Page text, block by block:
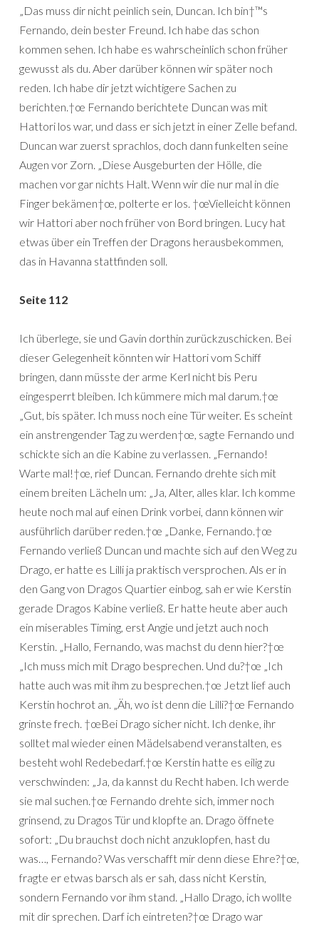
„Das muss dir nicht peinlich sein, Duncan. Ich bin†™s
Fernando, dein bester Freund. Ich habe das schon
kommen sehen. Ich habe es wahrscheinlich schon früher
gewusst als du. Aber darüber können wir später noch
reden. Ich habe dir jetzt wichtigere Sachen zu
berichten.†œ Fernando berichtete Duncan was mit
Hattori los war, und dass er sich jetzt in einer Zelle befand.
Duncan war zuerst sprachlos, doch dann funkelten seine
Augen vor Zorn. „Diese Ausgeburten der Hölle, die
machen vor gar nichts Halt. Wenn wir die nur mal in die
Finger bekämen†œ, polterte er los. †œVielleicht können
wir Hattori aber noch früher von Bord bringen. Lucy hat
etwas über ein Treffen der Dragons herausbekommen,
das in Havanna stattfinden soll.
Seite 112
Ich überlege, sie und Gavin dorthin zurückzuschicken. Bei
dieser Gelegenheit könnten wir Hattori vom Schiff
bringen, dann müsste der arme Kerl nicht bis Peru
eingesperrt bleiben. Ich kümmere mich mal darum.†œ
„Gut, bis später. Ich muss noch eine Tür weiter. Es scheint
ein anstrengender Tag zu werden†œ, sagte Fernando und
schickte sich an die Kabine zu verlassen. „Fernando!
Warte mal!†œ, rief Duncan. Fernando drehte sich mit
einem breiten Lächeln um: „Ja, Alter, alles klar. Ich komme
heute noch mal auf einen Drink vorbei, dann können wir
ausführlich darüber reden.†œ „Danke, Fernando.†œ
Fernando verließ Duncan und machte sich auf den Weg zu
Drago, er hatte es Lilli ja praktisch versprochen. Als er in
den Gang von Dragos Quartier einbog, sah er wie Kerstin
gerade Dragos Kabine verließ. Er hatte heute aber auch
ein miserables Timing, erst Angie und jetzt auch noch
Kerstin. „Hallo, Fernando, was machst du denn hier?†œ
„Ich muss mich mit Drago besprechen. Und du?†œ „Ich
hatte auch was mit ihm zu besprechen.†œ Jetzt lief auch
Kerstin hochrot an. „Äh, wo ist denn die Lilli?†œ Fernando
grinste frech. †œBei Drago sicher nicht. Ich denke, ihr
solltet mal wieder einen Mädelsabend veranstalten, es
besteht wohl Redebedarf.†œ Kerstin hatte es eilig zu
verschwinden: „Ja, da kannst du Recht haben. Ich werde
sie mal suchen.†œ Fernando drehte sich, immer noch
grinsend, zu Dragos Tür und klopfte an. Drago öffnete
sofort: „Du brauchst doch nicht anzuklopfen, hast du
was…, Fernando? Was verschafft mir denn diese Ehre?†œ,
fragte er etwas barsch als er sah, dass nicht Kerstin,
sondern Fernando vor ihm stand. „Hallo Drago, ich wollte
mit dir sprechen. Darf ich eintreten?†œ Drago war